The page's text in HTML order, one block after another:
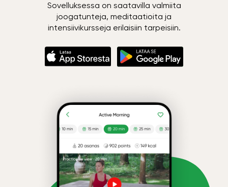
Sovelluksessa on saatavilla valmiita
joogatunteja, meditaatioita ja
intensiivikursseja erilaisiin tarpeisiin.